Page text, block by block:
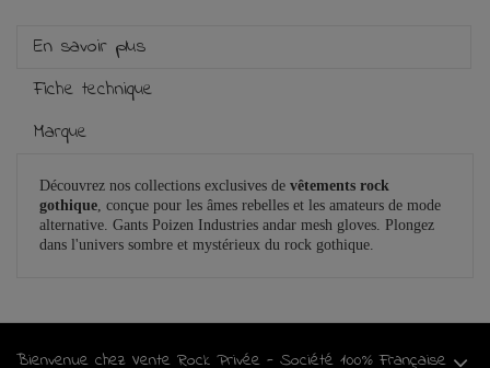
En savoir plus
Fiche technique
Marque
Découvrez nos collections exclusives de vêtements rock
gothique, conçue pour les âmes rebelles et les amateurs de mode
alternative. Gants Poizen Industries andar mesh gloves. Plongez
dans l'univers sombre et mystérieux du rock gothique.
Bienvenue chez Vente Rock Privée - Société 100% Française